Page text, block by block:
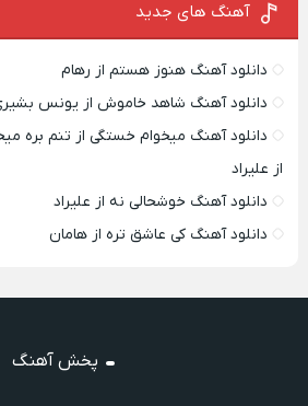
آهنگ های جدید
دانلود آهنگ هنوز هستم از رهام
دانلود آهنگ شاهد خاموش از یونس
دانلود آهنگ میخوام خستگی از تنم بره
از علیراد
دانلود آهنگ خوشحالی نه از علیراد
دانلود آهنگ کی عاشق تره از هامان
پخش آهنگ